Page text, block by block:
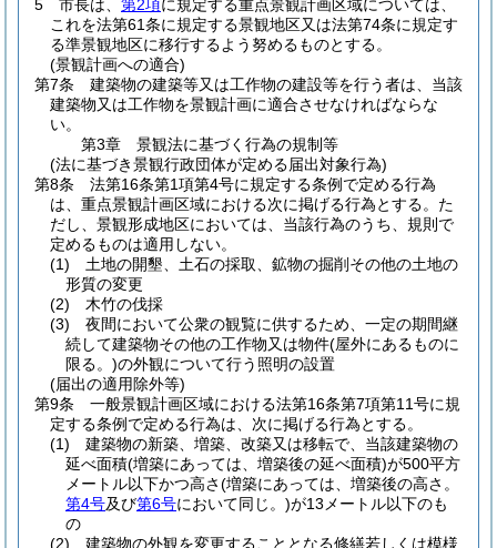
5
市長は、 第2項に規定する重点景観計画区域については、
これを法第61条に規定する景観地区又は法第74条に規定す
る準景観地区に移行するよう努めるものとする。
(景観計画への適合)
第7条
建築物の建築等又は工作物の建設等を行う者は、当該
建築物又は工作物を景観計画に適合させなければならな
い。
第3章
景観法に基づく行為の規制等
(法に基づき景観行政団体が定める届出対象行為)
第8条
法第16条第1項第4号に規定する条例で定める行為
は、重点景観計画区域における次に掲げる行為とする。 た
だし、景観形成地区においては、当該行為のうち、規則で
定めるものは適用しない。
(1)
土地の開墾、土石の採取、鉱物の掘削その他の土地の
形質の変更
(2)
木竹の伐採
(3)
夜間において公衆の観覧に供するため、一定の期間継
続して建築物その他の工作物又は物件(屋外にあるものに
限る。)の外観について行う照明の設置
(届出の適用除外等)
第9条
一般景観計画区域における法第16条第7項第11号に規
定する条例で定める行為は、次に掲げる行為とする。
(1)
建築物の新築、増築、改築又は移転で、当該建築物の
延べ面積(増築にあっては、増築後の延べ面積)が500平方
メートル以下かつ高さ(増築にあっては、増築後の高さ。
第4号及び第6号において同じ。)が13メートル以下のも
の
(2)
建築物の外観を変更することとなる修繕若しくは模様